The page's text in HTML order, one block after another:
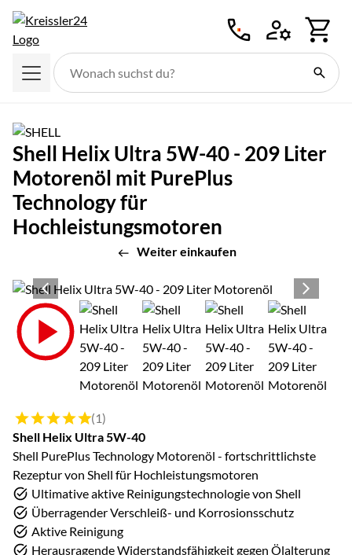
Shell Helix Ultra 5W-40 - 209 Liter
Motorenöl mit PurePlus
Technology für
Hochleistungsmotoren
Weiter einkaufen
Produktgalerie
Zur Kaufbox springen
Bewertung: 5 von 5 (1 Bewertungen)
(1)
Shell Helix Ultra 5W-40
Shell PurePlus Technology Motorenöl - fortschrittlichste
Rezeptur von Shell für Hochleistungsmotoren
Ultimative aktive Reinigungstechnologie von Shell
Überragender Verschleiß- und Korrosionsschutz
Aktive Reinigung
Herausragende Widerstandsfähigkeit gegen Ölalterung